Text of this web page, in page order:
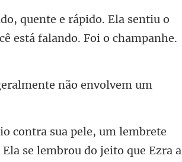
rápido. Ela sentiu o
não e
Ela se lembrou do jeito que Ezra a